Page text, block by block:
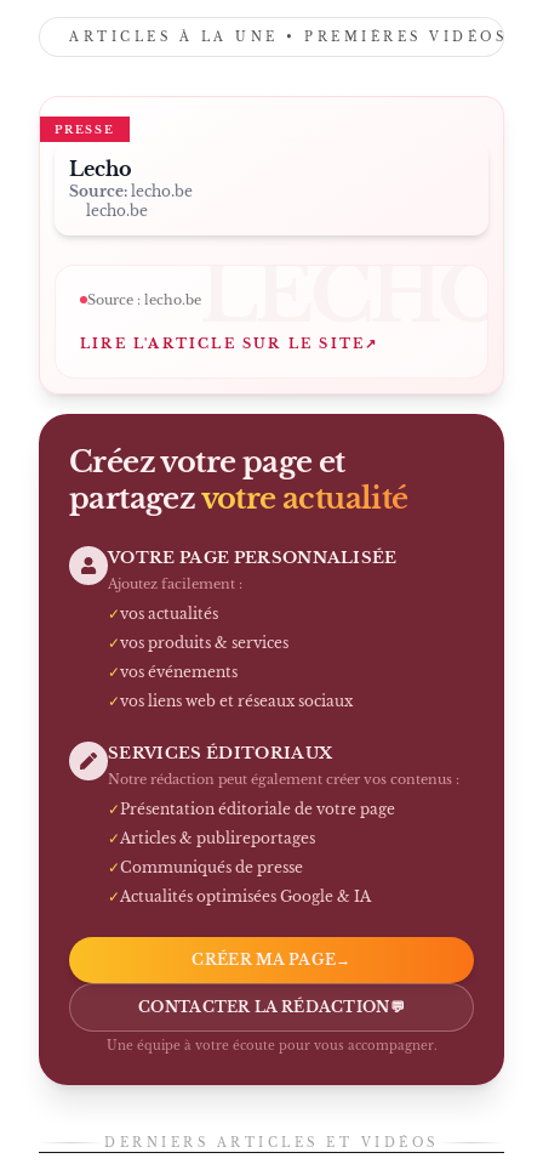
ARTICLES À LA UNE • PREMIÈRES VIDÉOS •
PRESSE
Lecho
Source: lecho.be
lecho.be
LECHO
Source : lecho.be
LIRE L'ARTICLE SUR LE SITE ↗
Créez votre page et
partagezvotre actualité
VOTRE PAGE PERSONNALISÉE
Ajoutez facilement :
✓vos actualités
✓vos produits & services
✓vos événements
✓vos liens web et réseaux sociaux
SERVICES ÉDITORIAUX
Notre rédaction peut également créer vos contenus :
✓Présentation éditoriale de votre page
✓ Articles & publireportages
✓Communiqués de presse
✓ Actualités optimisées Google & IA
CRÉER MA PAGE→
CONTACTER LA RÉDACTION💬
Une équipe à votre écoute pour vous accompagner.
DERNIERS ARTICLES ET VIDÉOS